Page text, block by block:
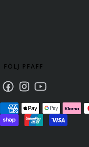
FÖLJ PFAFF
Facebook
Instagram
Youtube